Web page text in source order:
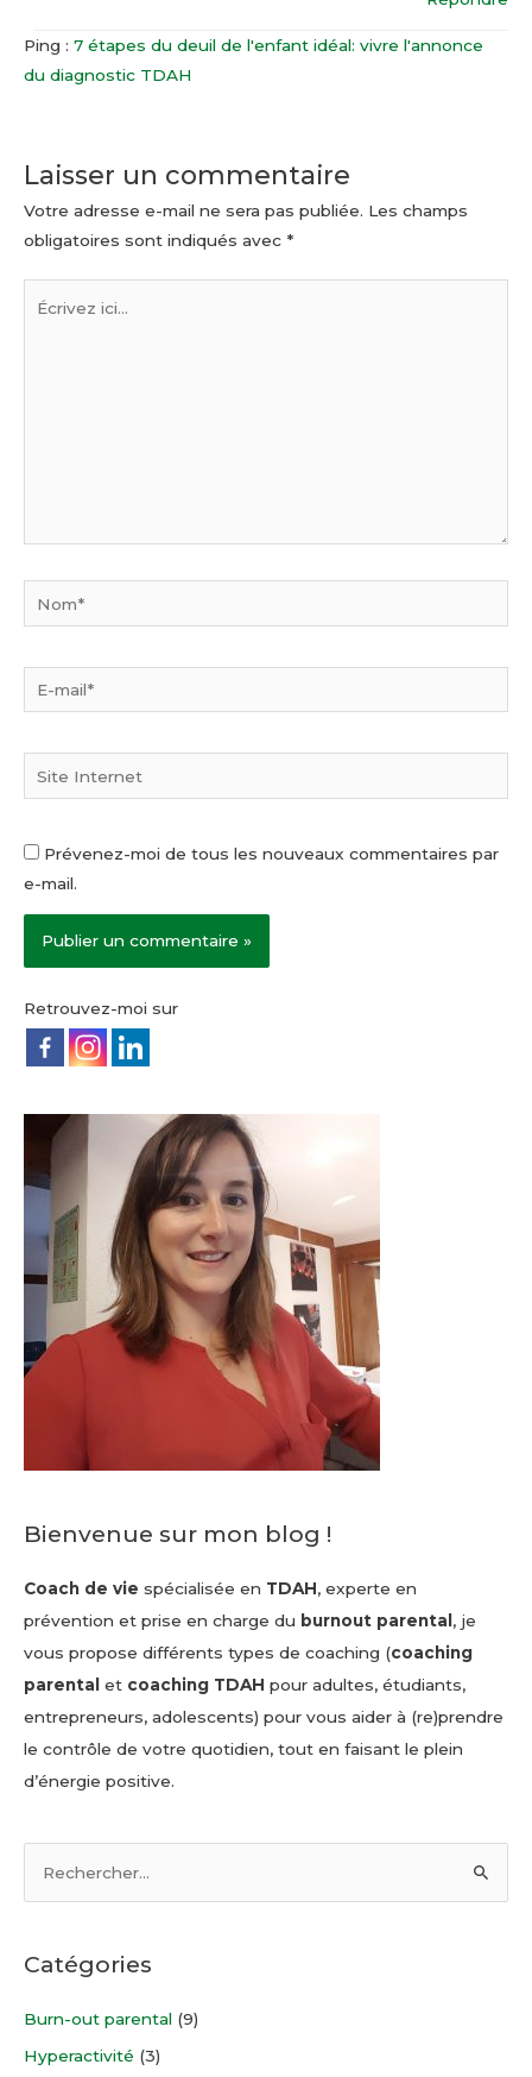
Ping : 7 étapes du deuil de l'enfant idéal: vivre l'annonce
du diagnostic TDAH
Laisser un commentaire
Votre adresse e-mail ne sera pas publiée. Les champs
obligatoires sont indiqués avec *
mail*
Site
Internet
Prévenez-moi de tous les nouveaux commentaires par
e-mail.
Retrouvez-moi sur
Bienvenue sur mon blog !
Coach de vie spécialisée en TDAH, experte en
prévention et prise en charge du burnout parental , je
vous propose différents types de coaching (coaching
parental et coaching TDAH pour adultes, étudiants,
entrepreneurs, adolescents) pour vous aider à (re)prendre
le contrôle de votre quotidien, tout en faisant le plein
d’énergie positive.
h
r
c
Catégories
Burn-out parental (9)
Hyperactivité (3)